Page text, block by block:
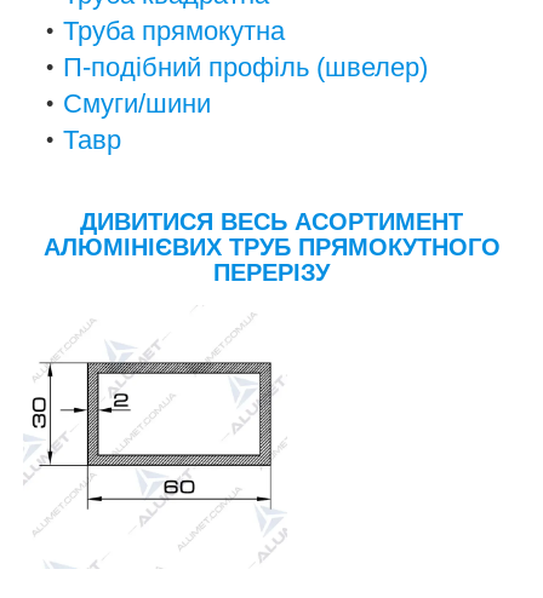
Труба прямокутна
П-подібний профіль (швелер)
Смуги/шини
Тавр
ДИВИТИСЯ ВЕСЬ АСОРТИМЕНТ
АЛЮМІНІЄВИХ ТРУБ ПРЯМОКУТНОГО
ПЕРЕРІЗУ